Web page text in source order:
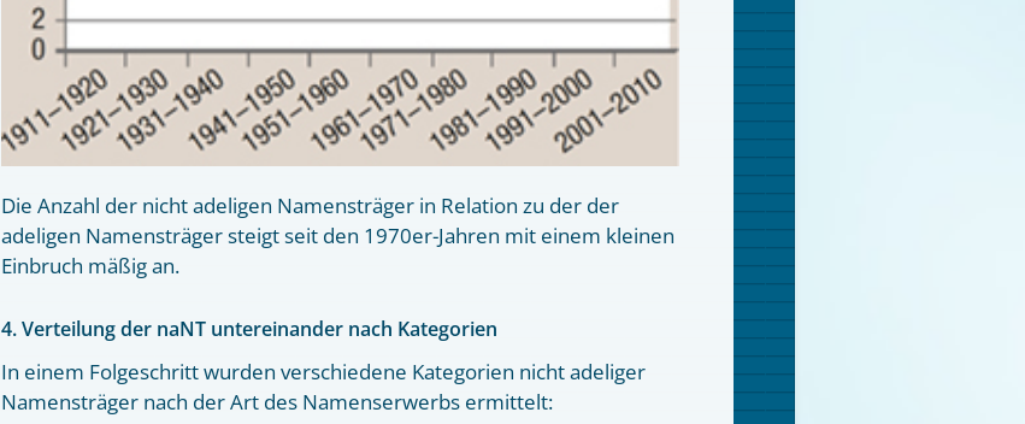
Die Anzahl der nicht adeligen Namensträger in Relation zu der der
adeligen Namensträger steigt seit den 1970er-Jahren mit einem kleinen
Einbruch mäßig an.
4. Verteilung der naNT untereinander nach Kategorien
In einem Folgeschritt wurden verschiedene Kategorien nicht adeliger
Namensträger nach der Art des Namenserwerbs ermittelt: